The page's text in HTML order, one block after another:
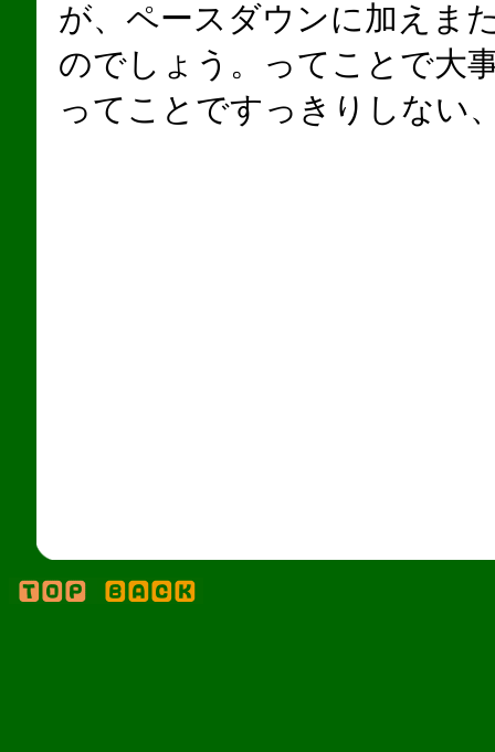
が、ペースダウンに加えま
のでしょう。ってことで大
ってことですっきりしない